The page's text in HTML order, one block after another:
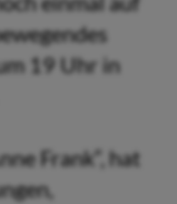
19 Uhr in
Frank“, hat